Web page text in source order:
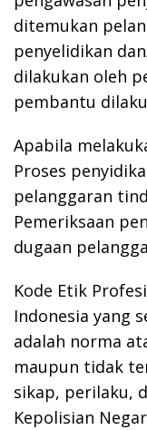
ditemukan
penyelidikan
dilakukan oleh
pembantu
Apabila
Proses
pelanggaran
Pemeriksaan
dugaan
Kode Etik
Indonesia yang
adalah norma
maupun tidak
sikap, perilaku,
Kepolisian